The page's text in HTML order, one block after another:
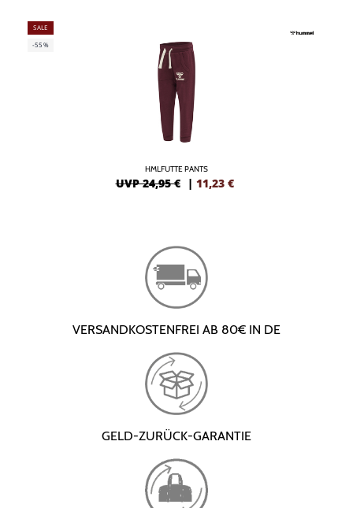
SALE
-55%
HMLFUTTE PANTS
UVP 24,95 € | 11,23 €
VERSANDKOSTENFREI AB 80€ IN DE
GELD-ZURÜCK-GARANTIE